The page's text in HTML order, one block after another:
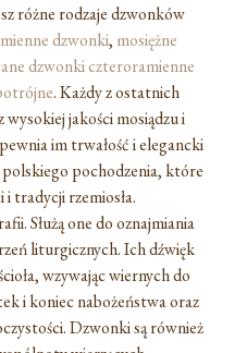
różne rodzaje dzwonków
dzwonki, mosiężne
dzwonki czteroramienne
. Każdy z ostatnich
jakości mosiądzu i
im trwałość i elegancki
pochodzenia, które
i tradycji rzemiosła.
Służą one do oznajmiania
liturgicznych. Ich dźwięk
wzywając wiernych do
i koniec nabożeństwa oraz
Dzwonki są również